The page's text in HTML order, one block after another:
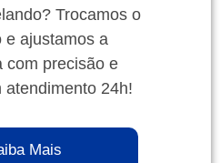
Trocamos o
e ajustamos a
com precisão e
atendimento 24h!
Mais